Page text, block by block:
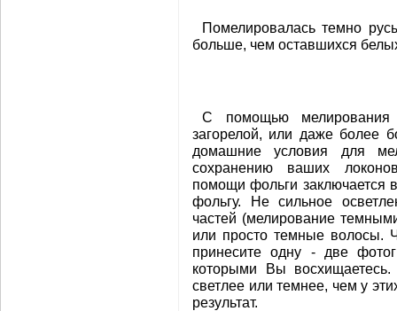
Помелировалась темно
больше, чем оставшихся
С помощью
загорелой, или даже более
домашние условия для
сохранению ваших
помощи фольги заключается
фольгу. Не сильное
частей (мелирование
или просто темные волосы.
принесите одну - две
которыми Вы
светлее или темнее, чем у
результат.